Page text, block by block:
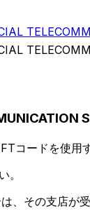
コードを使用
。
、その支店が